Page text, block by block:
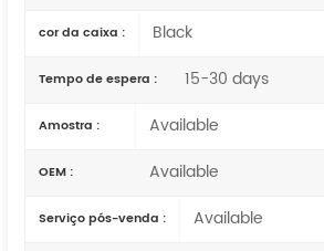
cor da caixa : Black
Tempo de espera : 15-30 days
Amostra : Available
OEM : Available
Serviço pós-venda : Available